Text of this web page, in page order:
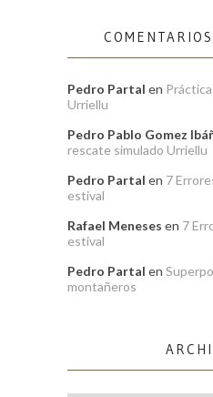
Pedro Partal en
Urriellu
Pedro Pablo Gomez
rescate simulado Urriellu
Pedro Partal en 7
estival
Rafael Meneses en 7
estival
Pedro Partal en
montañeros